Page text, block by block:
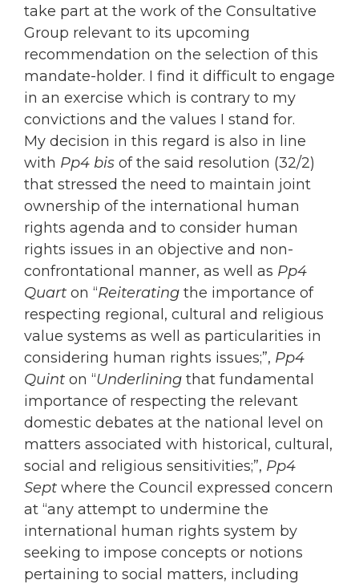
take part at the work of the Consultative
Group relevant to its upcoming
recommendation on the selection of this
mandate-holder. I find it difficult to engage
in an exercise which is contrary to my
convictions and the values I stand for.
My decision in this regard is also in line
with Pp4 bis of the said resolution (32/2)
that stressed the need to maintain joint
ownership of the international human
rights agenda and to consider human
rights issues in an objective and non-
confrontational manner, as well as Pp4
Quart on “Reiterating the importance of
respecting regional, cultural and religious
value systems as well as particularities in
considering human rights issues;”, Pp4
Quint on “Underlining that fundamental
importance of respecting the relevant
domestic debates at the national level on
matters associated with historical, cultural,
social and religious sensitivities;”, Pp4
Sept where the Council expressed concern
at “any attempt to undermine the
international human rights system by
seeking to impose concepts or notions
pertaining to social matters, including